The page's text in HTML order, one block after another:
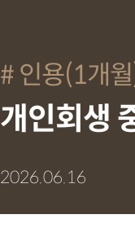
인용(1개
개인회생
2026.06.16